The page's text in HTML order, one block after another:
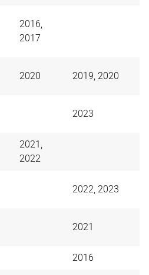
2016,
2017
2020 2019, 2020
2023
2021,
2022
2022, 2023
2021
2016